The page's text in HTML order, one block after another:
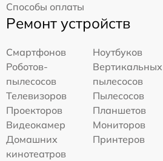
Способы оплаты
Ремонт устройств
Смартфонов
Ноутбуков
Роботов-
пылесосов
Вертикальных
пылесосов
Телевизоров
Пылесосов
Проекторов
Планшетов
Видеокамер
Мониторов
Домашних
кинотеатров
Принтеров